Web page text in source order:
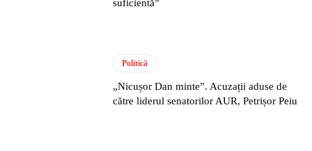
suficientă”
Politică
„Nicușor Dan minte”. Acuzații aduse de
către liderul senatorilor AUR, Petrișor Peiu